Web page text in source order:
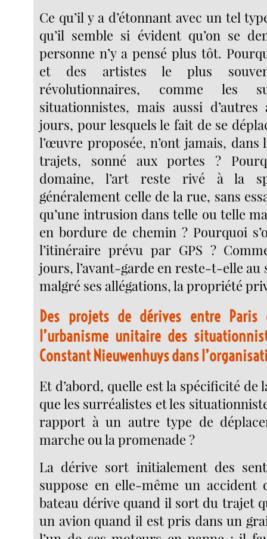
Ce qu’il y a d’étonnant avec un tel
qu’il semble si évident qu’on se
personne n’y a pensé plus tôt.
et des artistes le plus
révolutionnaires, comme les
situationnistes, mais aussi
jours, pour lesquels le fait de se
l’œuvre proposée, n’ont jamais,
trajets, sonné aux portes ?
domaine, l’art reste rivé à la
généralement celle de la rue, sans
qu’une intrusion dans telle ou telle
en bordure de chemin ? Pourquoi
l’itinéraire prévu par GPS ?
jours, l’avant-garde en reste-t-elle au
malgré ses allégations, la propriété
Des projets de dérives entre
l’urbanisme unitaire des
Constant Nieuwenhuys dans
Et d’abord, quelle est la spécificité de
que les surréalistes et les
rapport à un autre type de
marche ou la promenade ?
La dérive sort initialement des
suppose en elle-même un accident
bateau dérive quand il sort du trajet
un avion quand il est pris dans un